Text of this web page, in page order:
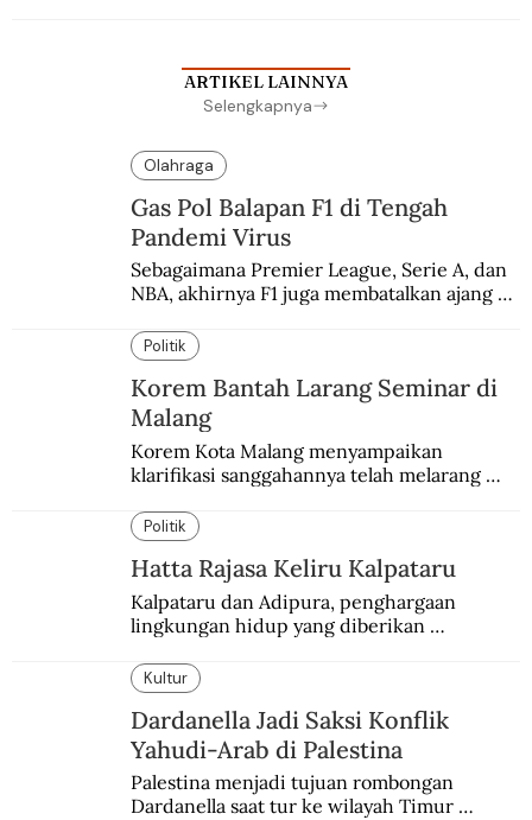
ARTIKEL LAINNYA
Selengkapnya
Olahraga
Gas Pol Balapan F1 di Tengah
Pandemi Virus
Sebagaimana Premier League, Serie A, dan
NBA, akhirnya F1 juga membatalkan ajang
enam dekade lampau.
Politik
Korem Bantah Larang Seminar di
Malang
Korem Kota Malang menyampaikan
klarifikasi sanggahannya telah melarang
Malang.
Politik
Hatta Rajasa Keliru Kalpataru
Kalpataru dan Adipura, penghargaan
lingkungan hidup yang diberikan
yang berbeda.
Kultur
Dardanella Jadi Saksi Konflik
Yahudi-Arab di Palestina
Palestina menjadi tujuan rombongan
Dardanella saat tur ke wilayah Timur